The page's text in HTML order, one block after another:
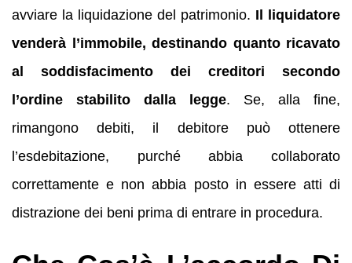
avviare la liquidazione del patrimonio. Il liquidatore
venderà l’immobile, destinando quanto ricavato
al soddisfacimento dei creditori secondo
l’ordine stabilito dalla legge. Se, alla fine,
rimangono debiti, il debitore può ottenere
l’esdebitazione, purché abbia collaborato
correttamente e non abbia posto in essere atti di
distrazione dei beni prima di entrare in procedura.